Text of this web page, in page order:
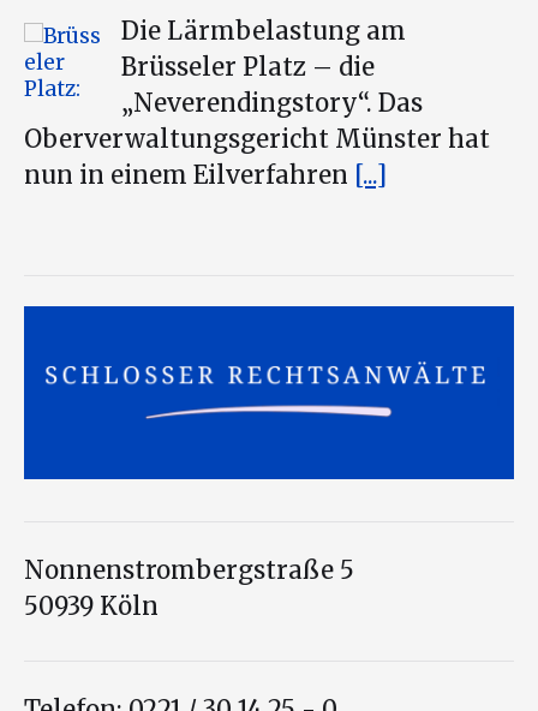
Die Lärmbelastung am
Brüsseler Platz – die
„Neverendingstory“. Das
Oberverwaltungsgericht Münster hat
nun in einem Eilverfahren [...]
Nonnenstrombergstraße 5
50939 Köln